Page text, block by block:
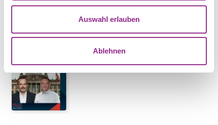
Auswahl erlauben
Ablehnen